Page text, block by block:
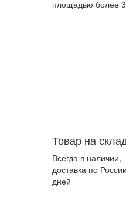
площадью более
Товар на
Всегда в наличии,
доставка по
дней